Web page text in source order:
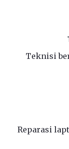
Teknisi
Reparasi